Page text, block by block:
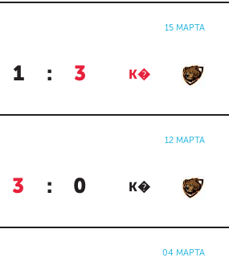
15 МАРТА
1 : 3 К�
12 МАРТА
3 : 0 К�
04 МАРТА